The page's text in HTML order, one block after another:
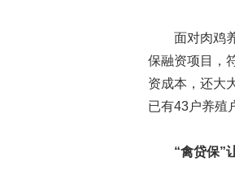
面对肉鸡养
保融资项目，
资成本，还大
已有43户养殖
“禽贷保”